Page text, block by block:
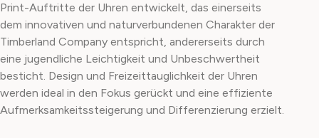
Print-Auftritte der Uhren entwickelt, das einerseits
dem innovativen und naturverbundenen Charakter der
Timberland Company entspricht, andererseits durch
eine jugendliche Leichtigkeit und Unbeschwertheit
besticht. Design und Freizeittauglichkeit der Uhren
werden ideal in den Fokus gerückt und eine effiziente
Aufmerksamkeitssteigerung und Differenzierung erzielt.